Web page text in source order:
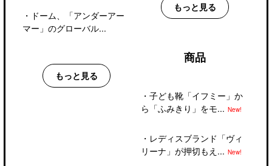
・ ドーム、「アンダーアー
マー」のグローバル...
もっと見る
もっと見る
商品
・ 子ども靴「イフミー」か
ら「ふみきり」をモ... New!
・ レディスブランド「ヴィ
リーナ」が押切もえ... New!